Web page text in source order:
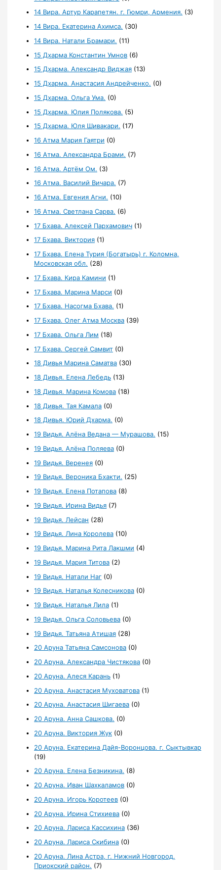
14 Вира. Артур Карапетян. г. Гюмри, Армения. (3)
14 Вира. Екатерина Ахимса. (30)
14 Вира. Натали Брамари. (11)
15 Дхарма Константин Умнов (6)
15 Дхарма. Александр Виджая (13)
15 Дхарма. Анастасия Андрейченко. (0)
15 Дхарма. Ольга Ума. (0)
15 Дхарма. Юлия Полякова. (5)
15 Дхарма. Юля Шивакари. (17)
16 Атма Мария Гаятри (0)
16 Атма. Александра Брами. (7)
16 Атма. Артём Ом. (3)
16 Атма. Василий Вичара. (7)
16 Атма. Евгения Агни. (10)
16 Атма. Светлана Сарва. (6)
17 Бхава. Алексей Пархамович (1)
17 Бхава. Виктория (1)
17 Бхава. Елена Турия (Богатырь) г. Коломна,
Московская обл. (28)
17 Бхава. Кира Камини (1)
17 Бхава. Марина Марси (0)
17 Бхава. Насогма Бхава. (1)
17 Бхава. Олег Атма Москва (39)
17 Бхава. Ольга Лим (18)
17 Бхава. Сергей Самвит (0)
18 Дивья Марина Саматва (30)
18 Дивья. Елена Лебедь (13)
18 Дивья. Марина Комова (18)
18 Дивья. Тая Камала (0)
18 Дивья. Юрий Дхарма. (0)
19 Видья. Алёна Ведана — Мурашова. (15)
19 Видья. Алёна Поляева (0)
19 Видья. Веренея (0)
19 Видья. Вероника Бхакти. (25)
19 Видья. Елена Потапова (8)
19 Видья. Ирина Видья (7)
19 Видья. Лейсан (28)
19 Видья. Лина Королева (10)
19 Видья. Марина Рита Лакшми (4)
19 Видья. Мария Титова (2)
19 Видья. Натали Наг (0)
19 Видья. Наталья Колесникова (0)
19 Видья. Наталья Лила (1)
19 Видья. Ольга Соловьева (0)
19 Видья. Татьяна Атишая (28)
20 Аруна Татьяна Самсонова (0)
20 Аруна. Александра Чистякова (0)
20 Аруна. Алеся Карань (1)
20 Аруна. Анастасия Муховатова (1)
20 Аруна. Анастасия Шигаева (0)
20 Аруна. Анна Сашкова. (0)
20 Аруна. Виктория Жук (0)
20 Аруна. Екатерина Дайя-Воронцова. г. Сыктывкар
(19)
20 Аруна. Елена Безникина. (8)
20 Аруна. Иван Шахкаламов (0)
20 Аруна. Игорь Коротеев (0)
20 Аруна. Ирина Стихиева (0)
20 Аруна. Лариса Кассихина (36)
20 Аруна. Лариса Скибина (0)
20 Аруна. Лина Астра, г. Нижний Новгород,
Приокский район. (7)